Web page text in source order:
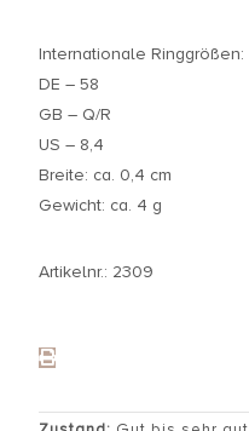
Internationale Ringgrößen:
DE – 58
GB – Q/R
US – 8,4
Breite: ca. 0,4 cm
Gewicht: ca. 4 g
Artikelnr.: 2309